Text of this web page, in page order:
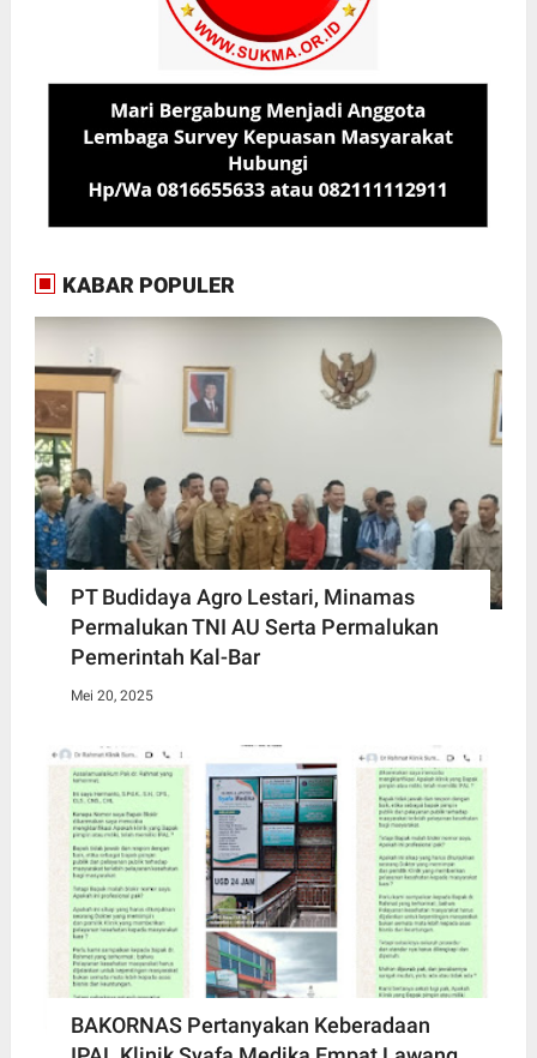
KABAR POPULER
PT Budidaya Agro Lestari, Minamas
Permalukan TNI AU Serta Permalukan
Pemerintah Kal-Bar
Mei 20, 2025
BAKORNAS Pertanyakan Keberadaan